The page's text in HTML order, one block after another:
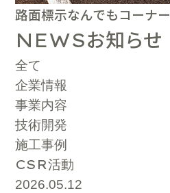
路面標示なんでもコーナー
NEWSお知らせ
全て
企業情報
事業内容
技術開発
施工事例
CSR活動
2026.05.12